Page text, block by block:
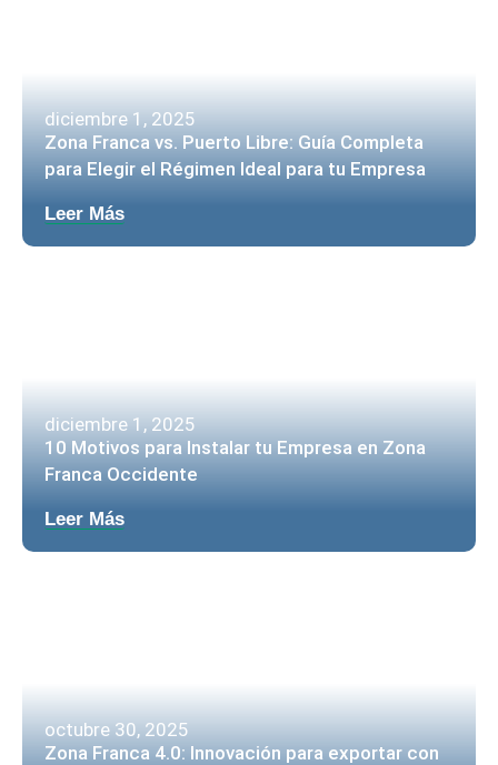
diciembre 1, 2025
Zona Franca vs. Puerto Libre: Guía Completa
para Elegir el Régimen Ideal para tu Empresa
Leer Más
diciembre 1, 2025
10 Motivos para Instalar tu Empresa en Zona
Franca Occidente
Leer Más
octubre 30, 2025
Zona Franca 4.0: Innovación para exportar con